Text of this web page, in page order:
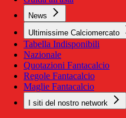
News
Ultimissime Calciomercato
Tabella Indisponibili
Nazionale
Quotazioni Fantacalcio
Regole Fantacalcio
Maglie Fantacalcio
I siti del nostro network